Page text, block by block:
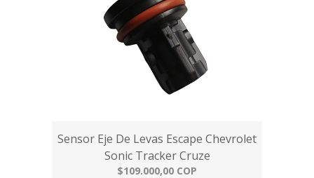
Sensor Eje De Levas Escape Chevrolet
Sonic Tracker Cruze
$109.000,00 COP